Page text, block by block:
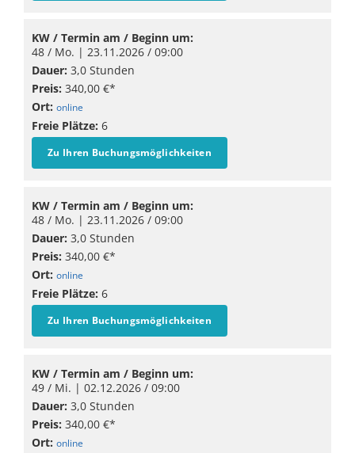
KW / Termin am / Beginn um:
48 / Mo. | 23.11.2026 / 09:00
Dauer: 3,0 Stunden
Preis: 340,00 €*
Ort: online
Freie Plätze: 6
Zu Ihren Buchungsmöglichkeiten
KW / Termin am / Beginn um:
48 / Mo. | 23.11.2026 / 09:00
Dauer: 3,0 Stunden
Preis: 340,00 €*
Ort: online
Freie Plätze: 6
Zu Ihren Buchungsmöglichkeiten
KW / Termin am / Beginn um:
49 / Mi. | 02.12.2026 / 09:00
Dauer: 3,0 Stunden
Preis: 340,00 €*
Ort: online